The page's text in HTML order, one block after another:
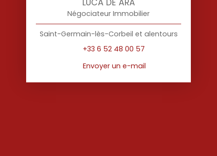
LUCA DE ARA
Négociateur Immobilier
Saint-Germain-lès-Corbeil et alentours
+33 6 52 48 00 57
Envoyer un e-mail